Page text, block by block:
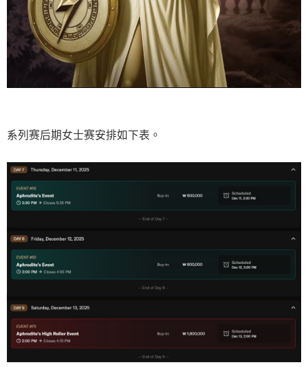
系列赛后期女士赛安排如下表。